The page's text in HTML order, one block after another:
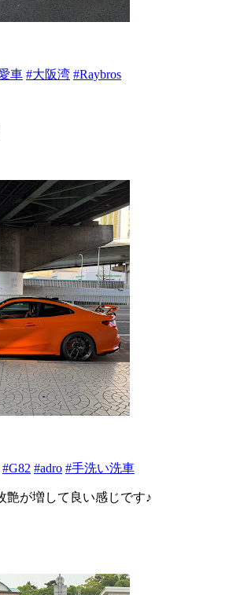
車 #大阪湾 #Raybros
#G82 #adro #手洗い洗車
艶が増して良い感じです♪